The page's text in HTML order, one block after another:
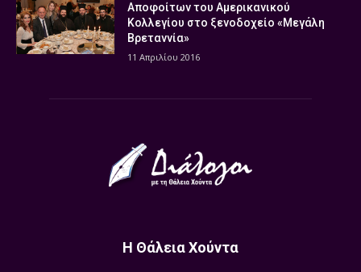
Αποφοίτων του Αμερικανικού
Κολλεγίου στο ξενοδοχείο «Μεγάλη
Βρεταννία»
11 Απριλίου 2016
Η Θάλεια Χούντα